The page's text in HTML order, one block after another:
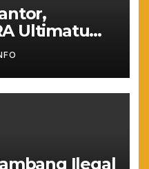
Ultimatum
Siap
Ada
Ilegal